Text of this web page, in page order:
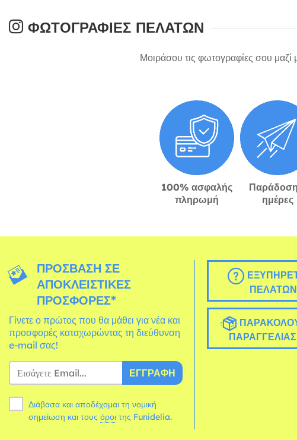
ΦΩΤΟΓΡΑΦΊΕΣ ΠΕΛΑΤΏΝ
Μοιράσου τις φωτογραφίες σου μαζί
100% ασφαλής
πληρωμή
ημέρες
ΠΡΌΣΒΑΣΗ ΣΕ
ΑΠΟΚΛΕΙΣΤΙΚΈΣ
ΠΡΟΣΦΟΡΈΣ*
Γίνετε ο πρώτος που θα μάθει για νέα και
προσφορές καταχωρώντας τη διεύθυνση
e-mail σας!
ΕΓΓΡΑΦΉ
Διάβασα και αποδέχομαι τη νομική
σημείωση και τους όροι της Funidelia.
ΠΕΛΑΤΏΝ